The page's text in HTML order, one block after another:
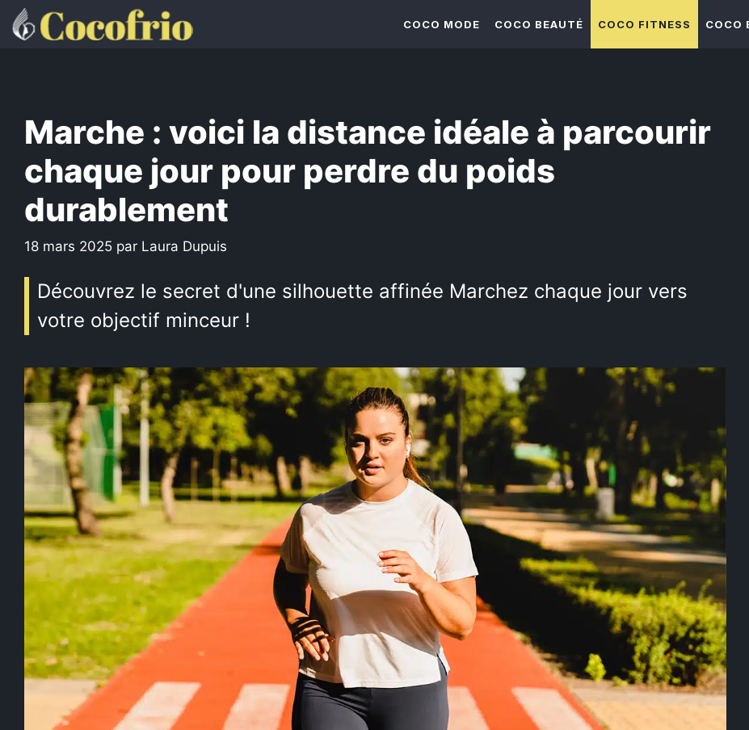
Aller
au
COCO MODE COCO BEAUTÉ COCO FITNESS COCO
Marche : voici la distance idéale à parcourir
chaque jour pour perdre du poids
durablement
18 mars 2025 par Laura Dupuis
Découvrez le secret d'une silhouette affinée Marchez chaque jour vers
votre objectif minceur !